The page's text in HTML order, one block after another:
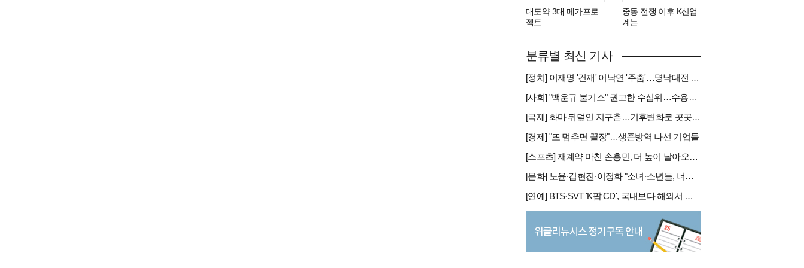
대도약 3대 메가프로
젝트
중동 전쟁 이후 K산업
계는
분류별 최신 기사
[정치] 이재명 '건재' 이낙연 '주춤'…명낙대전 불안한 휴전
[사회] "백운규 불기소" 권고한 수심위…수용땐 줄소송 피할듯
[국제] 화마 뒤덮인 지구촌…기후변화로 곳곳 대형 화재
[경제] "또 멈추면 끝장"…생존방역 나선 기업들
[스포츠] 재계약 마친 손흥민, 더 높이 날아오를까
[문화] 노윤·김현진·이정화 "소녀·소년들, 너희는 혼자가 아니야"
[연예] BTS·SVT 'K팝 CD', 국내보다 해외서 더 팔린다 왜?